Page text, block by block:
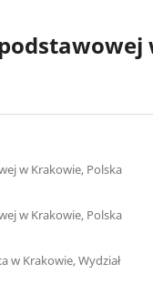
w Krakowie, Polska
w Krakowie, Polska
w Krakowie, Wydział